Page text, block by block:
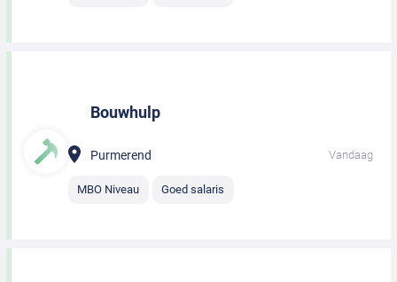
Bouwhulp
Purmerend Vandaag
MBO Niveau Goed salaris